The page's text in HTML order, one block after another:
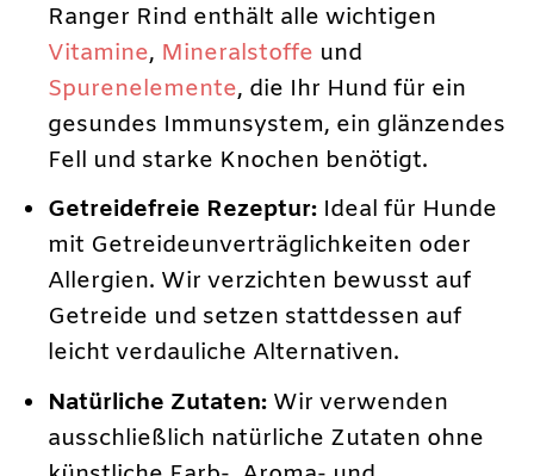
Ranger Rind enthält alle wichtigen
Vitamine, Mineralstoffe und
Spurenelemente, die Ihr Hund für ein
gesundes Immunsystem, ein glänzendes
Fell und starke Knochen benötigt.
Getreidefreie Rezeptur: Ideal für Hunde
mit Getreideunverträglichkeiten oder
Allergien. Wir verzichten bewusst auf
Getreide und setzen stattdessen auf
leicht verdauliche Alternativen.
Natürliche Zutaten: Wir verwenden
ausschließlich natürliche Zutaten ohne